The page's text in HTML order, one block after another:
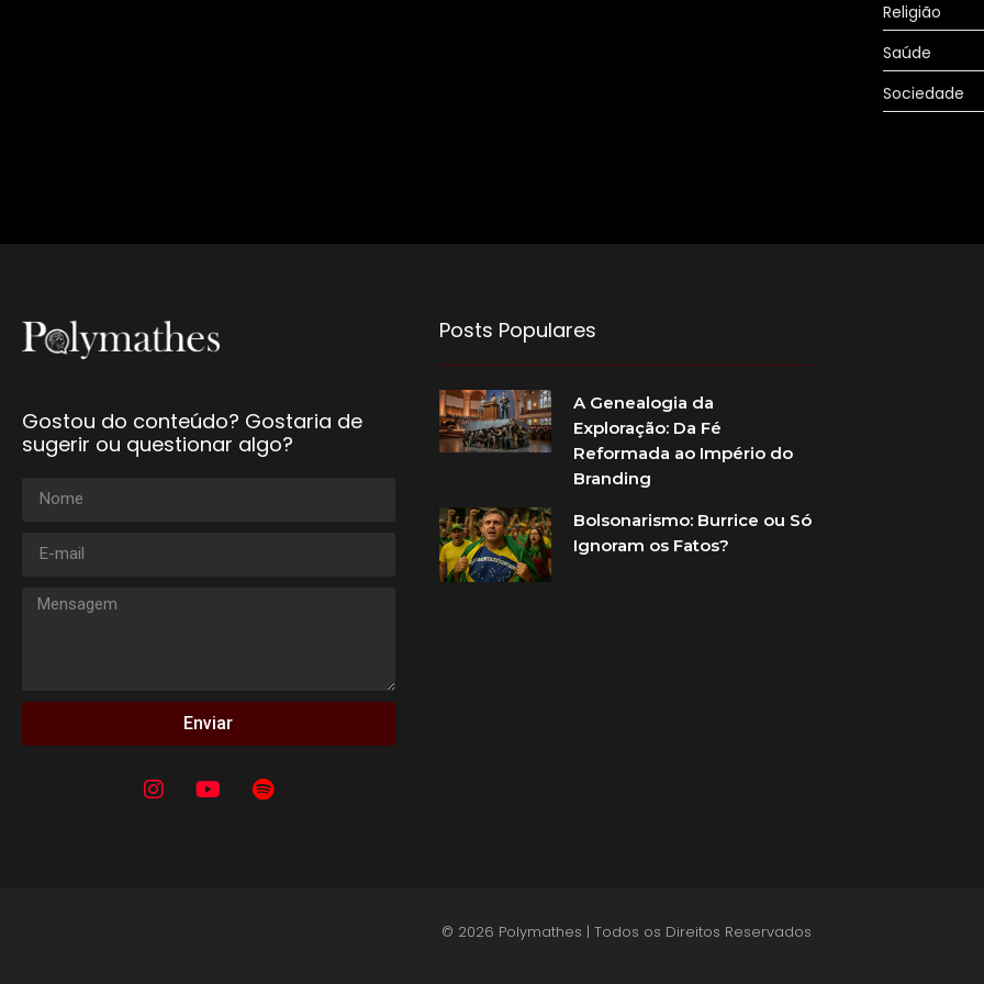
Religião
Saúde
Sociedade
Gostou do conteúdo? Gostaria de
sugerir ou questionar algo?
Enviar
Posts Populares
A Genealogia da
Exploração: Da Fé
Reformada ao Império do
Branding
Bolsonarismo: Burrice ou Só
Ignoram os Fatos?
© 2026 Polymathes | Todos os Direitos Reservados